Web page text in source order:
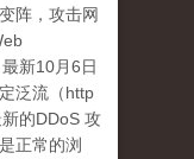
阵，攻击网
最新10月6日
泛流（http
的DDoS 攻
正常的浏